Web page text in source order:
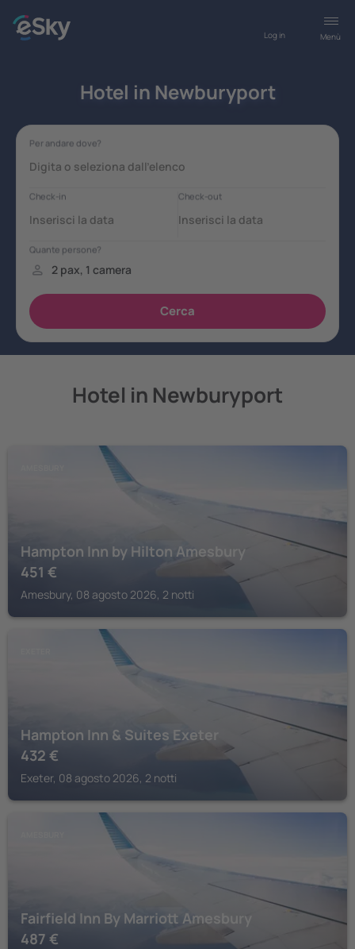
Menù
Log in
Hotel in Newburyport
Hotel in Newburyport
Hampton Inn by Hilton Amesbury
451 €
Amesbury, 08 agosto 2026, 2 notti
Hampton Inn & Suites Exeter
432 €
Exeter, 08 agosto 2026, 2 notti
Fairfield Inn By Marriott Amesbury
487 €